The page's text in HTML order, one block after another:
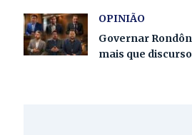
OPINIÃO
Governar
mais que